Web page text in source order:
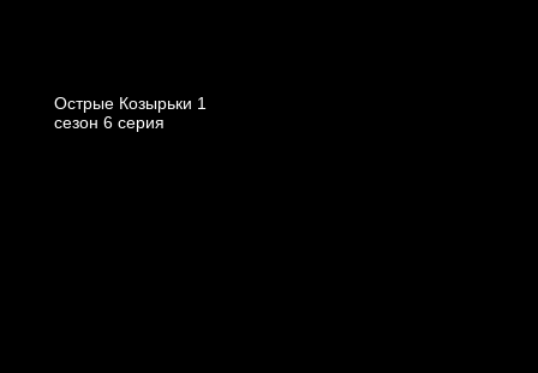
Острые Козырьки 1
cезон 6 cерия